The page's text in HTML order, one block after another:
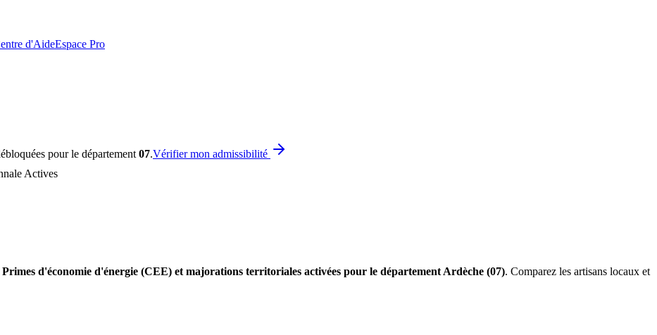
d'AideEspace Pro
pour le département 07.Vérifier mon admissibilité
Actives
Primes d'économie d'énergie (CEE) et majorations territoriales activées pour le département Ardèche (07). Comparez les artisans locaux et